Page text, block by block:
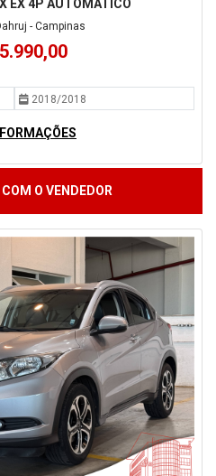
EX 4P AUTOMÁTICO
- Campinas
2018/2018
COM O VENDEDOR